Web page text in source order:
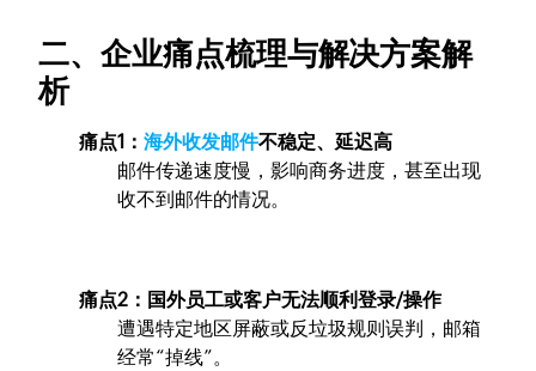
二、企业痛点梳理与解决方案解
析
痛点1：海外收发邮件不稳定、延迟高
邮件传递速度慢，影响商务进度，甚至出现
收不到邮件的情况。
痛点2：国外员工或客户无法顺利登录/操作
遭遇特定地区屏蔽或反垃圾规则误判，邮箱
经常“掉线”。